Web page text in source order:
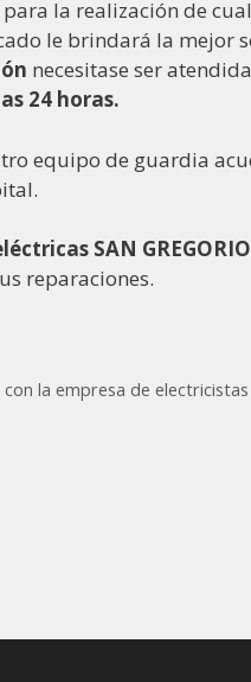
para la realización de
le brindará la mejor
necesitase ser
24 horas.
equipo de guardia
SAN GREGORIO
reparaciones.
la empresa de